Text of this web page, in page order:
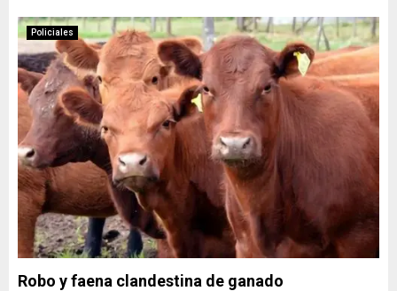
Policiales
Robo y faena clandestina de ganado